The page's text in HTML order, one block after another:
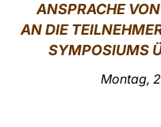
ANSPRACHE
AN DIE
SYMPOSIUMS
Montag,